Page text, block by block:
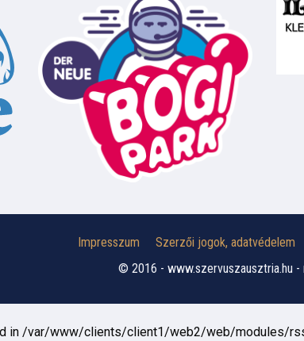
Impresszum Szerzői jogok, adatvédelem
© 2016 - www.szervuszausztria.hu -
in /var/www/clients/client1/web2/web/modules/